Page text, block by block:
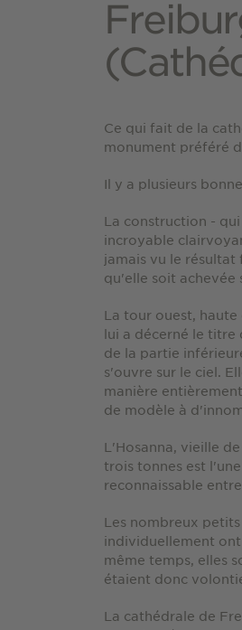
Ce qui fait de la
monument préféré
Il y a plusieurs
La construction -
incroyable
jamais vu le
qu'elle soit achevée
La tour ouest, haute
lui a décerné le titre
de la partie
s'ouvre sur le ciel.
manière
de modèle à
L'Hosanna, vieille
trois tonnes est
reconnaissable
Les nombreux
individuellement
même temps, elles
étaient donc
La cathédrale de